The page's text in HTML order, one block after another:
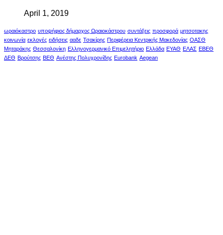
April 1, 2019
ωραιόκαστρο υποψήφιος δήμαρχος Ωραιοκάστρου συντάξεις προσφορά μητσοτακης
κοινωνία εκλογές ειδήσεις ααδε Τσακίρης Περιφέρεια Κεντρικής Μακεδονίας ΟΑΣΘ
Μηταράκης Θεσσαλονίκη Ελληνογερμανικό Επιμελητήριο Ελλάδα ΕΥΑΘ ΕΛΑΣ ΕΒΕΘ
ΔΕΘ Βρούτσης ΒΕΘ Ανέστης Πολυχρονίδης Eurobank Aegean